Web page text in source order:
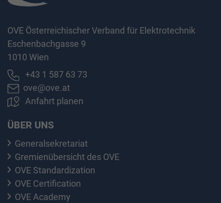
OVE Österreichischer Verband für Elektrotechnik
Eschenbachgasse 9
1010 Wien
+43 1 587 63 73
ove@ove.at
Anfahrt planen
ÜBER UNS
Generalsekretariat
Gremienübersicht des OVE
OVE Standardization
OVE Certification
OVE Academy